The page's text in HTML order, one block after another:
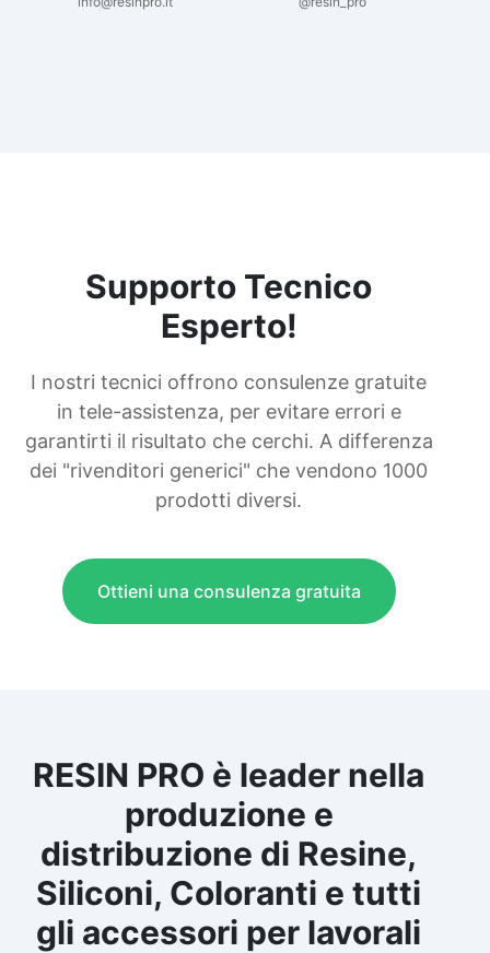
Supporto Tecnico
Esperto!
I nostri tecnici offrono consulenze gratuite
in tele-assistenza, per evitare errori e
garantirti il risultato che cerchi. A differenza
dei "rivenditori generici" che vendono 1000
prodotti diversi.
Ottieni una consulenza gratuita
RESIN PRO è leader nella
produzione e
distribuzione di Resine,
Siliconi, Coloranti e tutti
gli accessori per lavorali